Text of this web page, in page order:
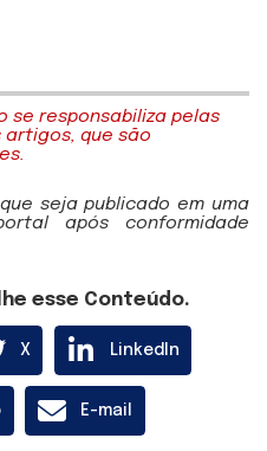
se responsabiliza pelas
artigos, que são
seja publicado em uma
após conformidade
esse Conteúdo.
X LinkedIn
E-mail